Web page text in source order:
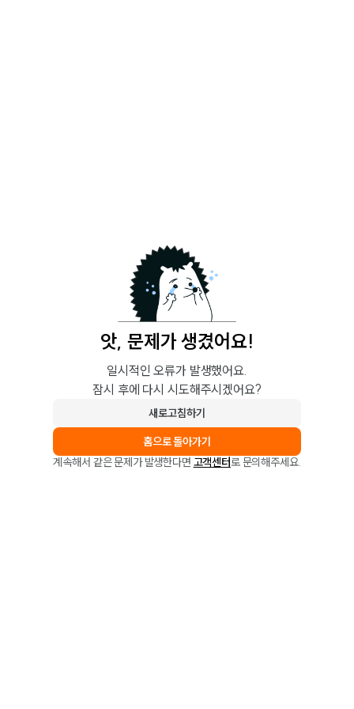
앗, 문제가 생겼어요!
일시적인 오류가 발생했어요.
잠시 후에 다시 시도해주시겠어요?
새로고침하기
홈으로 돌아가기
계속해서 같은 문제가 발생한다면 고객센터로 문의해주세요.